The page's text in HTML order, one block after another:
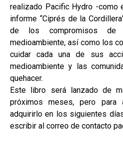
realizado Pacific Hydro -como
informe “Ciprés de la
de los compromisos
medioambiente, así como los
cuidar cada una de sus
medioambiente y las
quehacer.
Este libro será lanzado de
próximos meses, pero para
adquirirlo en los siguientes
escribir al correo de contacto